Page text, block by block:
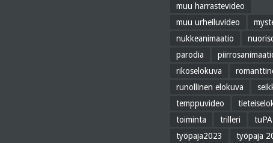
muu harrastevideo
muu urheiluvideo
nukkeanimaatio
parodia
rikoselokuva
runollinen elokuva
temppuvideo
toiminta
trilleri
työpaja2023
työpaja